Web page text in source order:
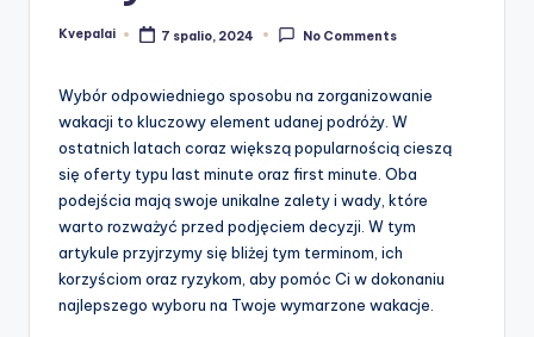
Posted
Kvepalai 7 spalio, 2024 No Comments
Wybór odpowiedniego sposobu na zorganizowanie
wakacji to kluczowy element udanej podróży. W
ostatnich latach coraz większą popularnością cieszą
się oferty typu last minute oraz first minute. Oba
podejścia mają swoje unikalne zalety i wady, które
warto rozważyć przed podjęciem decyzji. W tym
artykule przyjrzymy się bliżej tym terminom, ich
korzyściom oraz ryzykom, aby pomóc Ci w dokonaniu
najlepszego wyboru na Twoje wymarzone wakacje.